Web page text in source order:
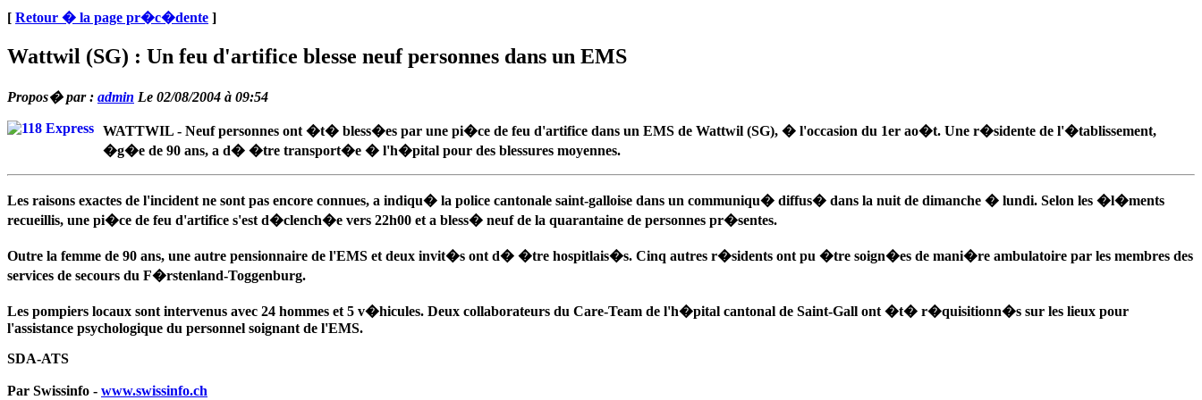
[ Retour � la page pr�c�dente ]
Wattwil (SG) : Un feu d'artifice blesse neuf personnes dans un EMS
Propos� par : admin Le 02/08/2004 à 09:54
WATTWIL - Neuf personnes ont �t� bless�es par une pi�ce de feu d'artifice dans un EMS de Wattwil (SG), � l'occasion du 1er ao�t. Une r�sidente de l'�tablissement,
�g�e de 90 ans, a d� �tre transport�e � l'h�pital pour des blessures moyennes.
Les raisons exactes de l'incident ne sont pas encore connues, a indiqu� la police cantonale saint-galloise dans un communiqu� diffus� dans la nuit de dimanche � lundi. Selon les �l�ments
recueillis, une pi�ce de feu d'artifice s'est d�clench�e vers 22h00 et a bless� neuf de la quarantaine de personnes pr�sentes.
Outre la femme de 90 ans, une autre pensionnaire de l'EMS et deux invit�s ont d� �tre hospitlais�s. Cinq autres r�sidents ont pu �tre soign�es de mani�re ambulatoire par les membres des
services de secours du F�rstenland-Toggenburg.
Les pompiers locaux sont intervenus avec 24 hommes et 5 v�hicules. Deux collaborateurs du Care-Team de l'h�pital cantonal de Saint-Gall ont �t� r�quisitionn�s sur les lieux pour
l'assistance psychologique du personnel soignant de l'EMS.
SDA-ATS
Par Swissinfo - www.swissinfo.ch